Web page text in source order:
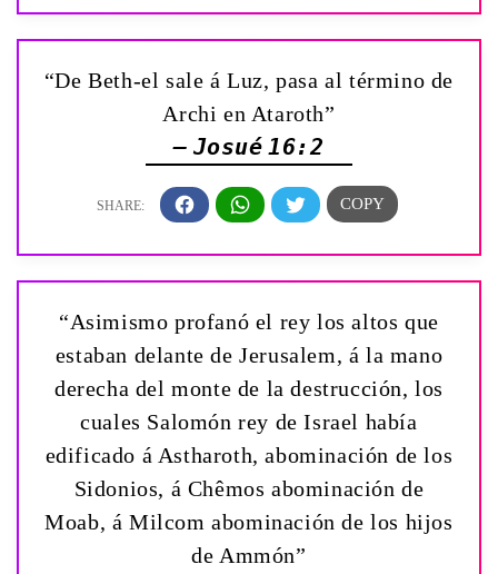
“De Beth-el sale á Luz, pasa al término de
Archi en Ataroth”
— Josué 16:2
“Asimismo profanó el rey los altos que
estaban delante de Jerusalem, á la mano
derecha del monte de la destrucción, los
cuales Salomón rey de Israel había
edificado á Astharoth, abominación de los
Sidonios, á Chêmos abominación de
Moab, á Milcom abominación de los hijos
de Ammón”